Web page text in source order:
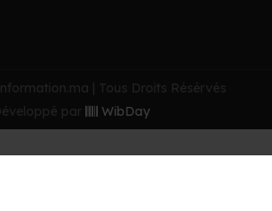
| Tous Droits Résérvés
par
WibDay